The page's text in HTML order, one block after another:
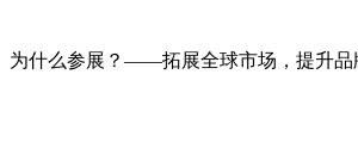
为什么参展？——拓展全球市场，提升品